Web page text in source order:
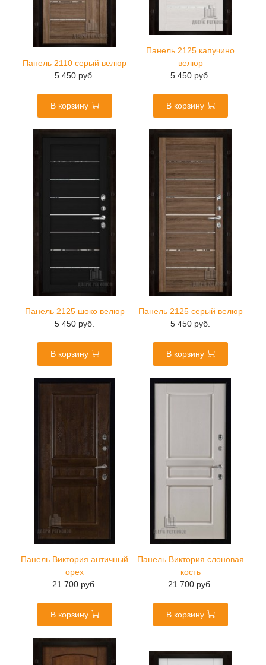
Панель 2110 серый велюр
5 450 руб.
В корзину
Панель 2125 капучино
велюр
5 450 руб.
В корзину
Панель 2125 шоко велюр
5 450 руб.
В корзину
Панель 2125 серый велюр
5 450 руб.
В корзину
Панель Виктория античный
орех
21 700 руб.
В корзину
Панель Виктория слоновая
кость
21 700 руб.
В корзину